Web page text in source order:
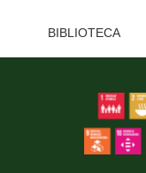
BIBLIOTECA